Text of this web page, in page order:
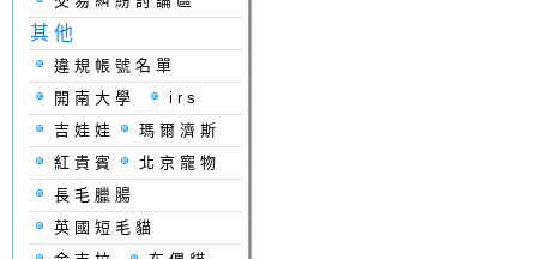
其他
違規帳號名單
開南大學
irs
吉娃娃
瑪爾濟斯
紅貴賓
北京寵物
長毛臘腸
英國短毛貓